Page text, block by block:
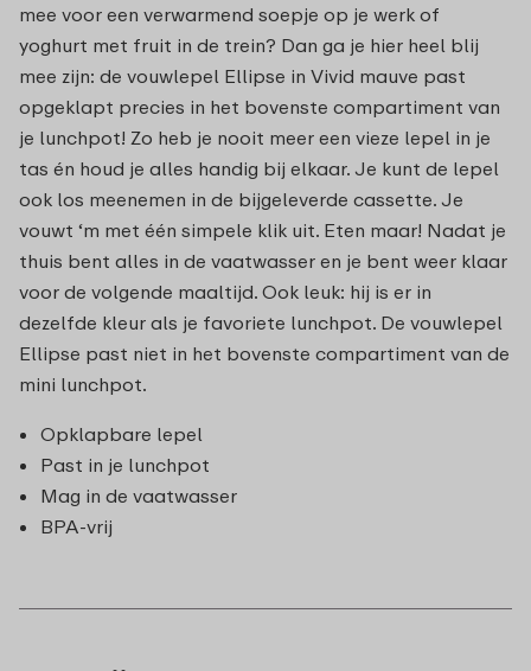
mee voor een verwarmend soepje op je werk of
yoghurt met fruit in de trein? Dan ga je hier heel blij
mee zijn: de vouwlepel Ellipse in Vivid mauve past
opgeklapt precies in het bovenste compartiment van
je lunchpot! Zo heb je nooit meer een vieze lepel in je
tas én houd je alles handig bij elkaar. Je kunt de lepel
ook los meenemen in de bijgeleverde cassette. Je
vouwt ‘m met één simpele klik uit. Eten maar! Nadat je
thuis bent alles in de vaatwasser en je bent weer klaar
voor de volgende maaltijd. Ook leuk: hij is er in
dezelfde kleur als je favoriete lunchpot. De vouwlepel
Ellipse past niet in het bovenste compartiment van de
mini lunchpot.
Opklapbare lepel
Past in je lunchpot
Mag in de vaatwasser
BPA-vrij